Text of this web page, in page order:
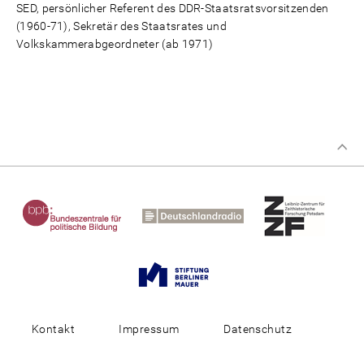
SED, persönlicher Referent des DDR-Staatsratsvorsitzenden
(1960-71), Sekretär des Staatsrates und
Volkskammerabgeordneter (ab 1971)
Kontakt Impressum Datenschutz